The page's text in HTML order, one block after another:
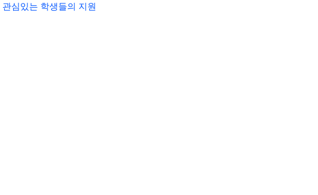
관심있는 학생들의 지원